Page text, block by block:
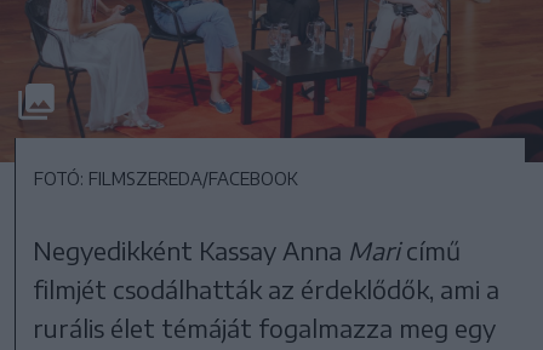
FOTÓ: FILMSZEREDA/FACEBOOK
Negyedikként Kassay Anna Maricímű
filmjét csodálhatták az érdeklődők, ami a
rurális élet témáját fogalmazza meg egy